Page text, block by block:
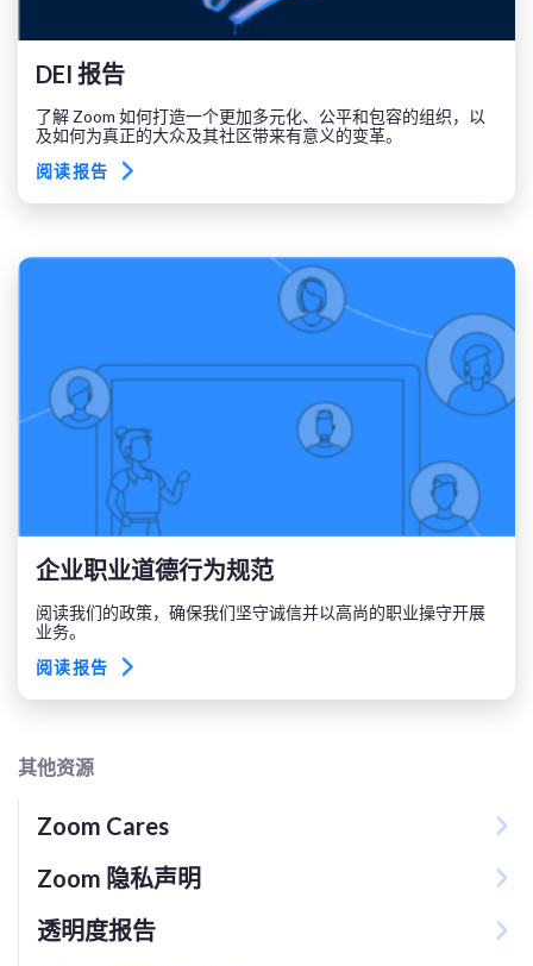
DEI 报告
了解 Zoom 如何打造一个更加多元化、公平和包容的组织，以
及如何为真正的大众及其社区带来有意义的变革。
阅读报告
企业职业道德行为规范
阅读我们的政策，确保我们坚守诚信并以高尚的职业操守开展
业务。
阅读报告
其他资源
Zoom Cares
Zoom 隐私声明
透明度报告